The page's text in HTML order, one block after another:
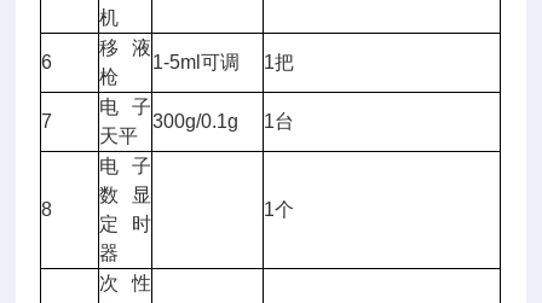
机
6
移液
枪
1-5ml可调 1把
7
电子
天平
300g/0.1g 1台
8
电子
数显
定时
器
1个
次性